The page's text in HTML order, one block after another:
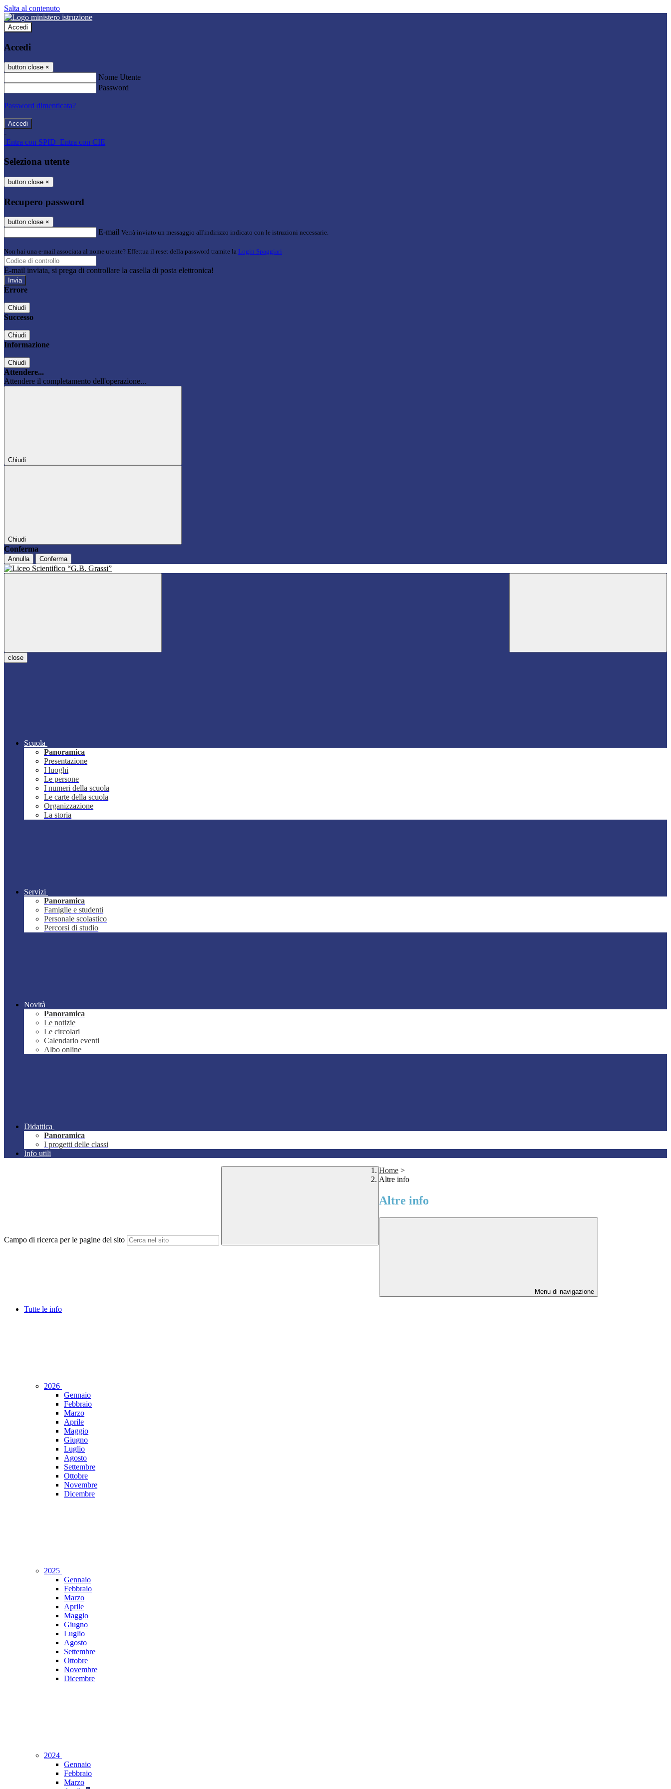
Salta al contenuto
Accedi
Accedi
button close ×
Nome Utente
Password
Password dimenticata?
-
Entra con SPID Entra con CIE
Seleziona utente
button close ×
Recupero password
button close ×
E-mail Verrà inviato un messaggio all'indirizzo indicato con le istruzioni necessarie.
Non hai una e-mail associata al nome utente? Effettua il reset della password tramite la Login Spaggiari
E-mail inviata, si prega di controllare la casella di posta elettronica!
Errore
Chiudi
Successo
Chiudi
Informazione
Chiudi
Attendere...
Attendere il completamento dell'operazione...
Chiudi
Chiudi
Conferma
Annulla Conferma
close
Scuola
Panoramica
Presentazione
I luoghi
Le persone
I numeri della scuola
Le carte della scuola
Organizzazione
La storia
Servizi
Panoramica
Famiglie e studenti
Personale scolastico
Percorsi di studio
Novità
Panoramica
Le notizie
Le circolari
Calendario eventi
Albo online
Didattica
Panoramica
I progetti delle classi
Info utili
Campo di ricerca per le pagine del sito
Home >
Altre info
Altre info
Menu di navigazione
Tutte le info
2026
Gennaio
Febbraio
Marzo
Aprile
Maggio
Giugno
Luglio
Agosto
Settembre
Ottobre
Novembre
Dicembre
2025
Gennaio
Febbraio
Marzo
Aprile
Maggio
Giugno
Luglio
Agosto
Settembre
Ottobre
Novembre
Dicembre
2024
Gennaio
Febbraio
Marzo